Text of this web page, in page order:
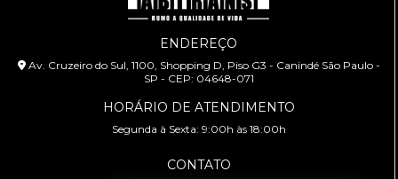
ENDEREÇO
Av. Cruzeiro do Sul, 1100, Shopping D, Piso G3 - Canindé São Paulo -
SP - CEP: 04648-071
HORÁRIO DE ATENDIMENTO
Segunda à Sexta: 9:00h às 18:00h
CONTATO